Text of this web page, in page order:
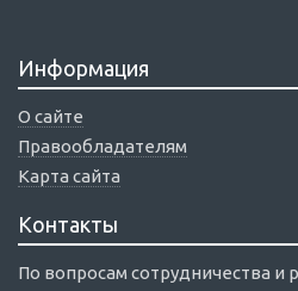
Информация
О сайте
Правообладателям
Карта сайта
Контакты
По вопросам сотрудничества и